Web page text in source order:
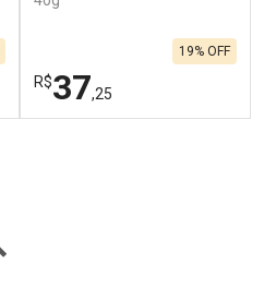
R$37,25
19% OFF